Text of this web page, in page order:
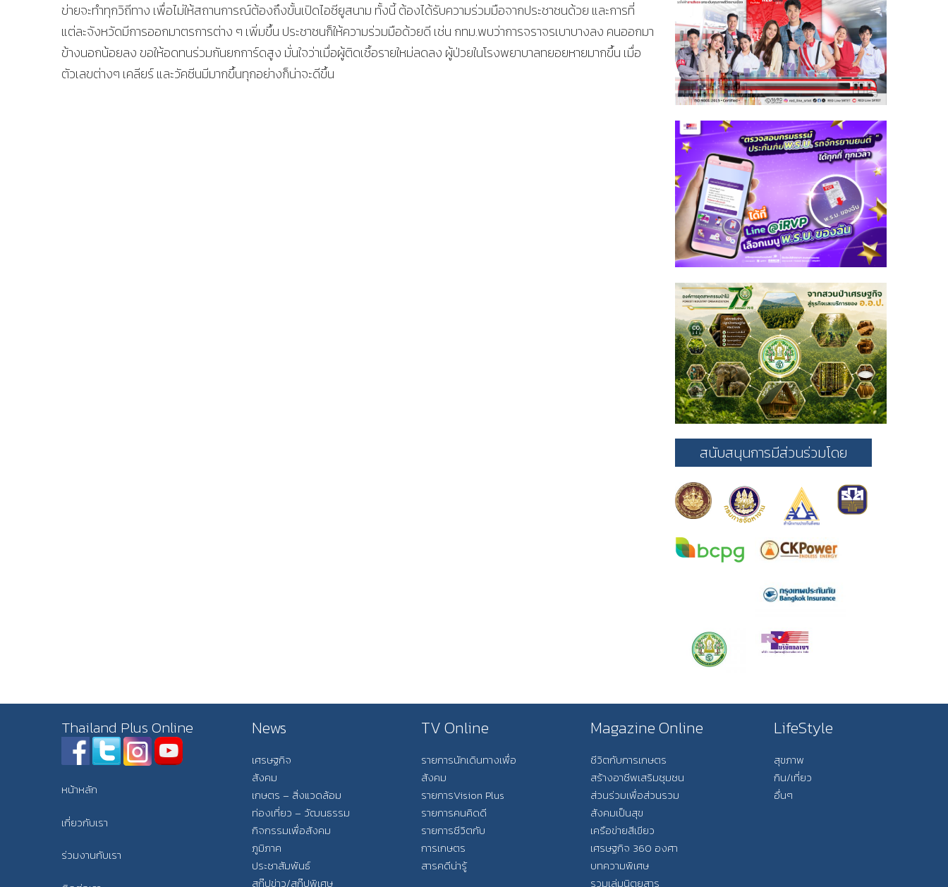
ข่ายจะทำทุกวิถีทาง เพื่อไม่ให้สถานการณ์ต้องถึงขั้นเปิดไอซียูสนาม ทั้งนี้ ต้องได้รับความร่วมมือจากประชาชนด้วย และการที่
แต่ละจังหวัดมีการออกมาตรการต่าง ๆ เพิ่มขึ้น ประชาชนก็ให้ความร่วมมือด้วยดี เช่น กทม.พบว่าการจราจรเบาบางลง คนออกมา
ข้างนอกน้อยลง ขอให้อดทนร่วมกันยกการ์ดสูง มั่นใจว่าเมื่อผู้ติดเชื้อรายใหม่ลดลง ผู้ป่วยในโรงพยาบาลทยอยหายมากขึ้น เมื่อ
ตัวเลขต่างๆ เคลียร์ และวัคซีนมีมากขึ้นทุกอย่างก็น่าจะดีขึ้น
สนับสนุนการมีส่วนร่วมโดย
Thailand Plus Online
หน้าหลัก
เกี่ยวกับเรา
ร่วมงานกับเรา
News
เศรษฐกิจ
สังคม
เกษตร – สิ่งแวดล้อม
ท่องเที่ยว – วัฒนธรรม
กิจกรรมเพื่อสังคม
ภูมิภาค
ประชาสัมพันธ์
สกู๊ปข่าว/สกู๊ปพิเศษ
TV Online
รายการนักเดินทางเพื่อ
สังคม
รายการVision Plus
รายการคนคิดดี
รายการชีวิตกับ
การเกษตร
สารคดีน่ารู้
Magazine Online
ชีวิตกับการเกษตร
สร้างอาชีพเสริมชุมชน
ส่วนร่วมเพื่อส่วนรวม
สังคมเป็นสุข
เครือข่ายสีเขียว
เศรษฐกิจ 360 องศา
บทความพิเศษ
รวมเล่มนิตยสาร
LifeStyle
สุขภาพ
กิน/เที่ยว
อื่นๆ